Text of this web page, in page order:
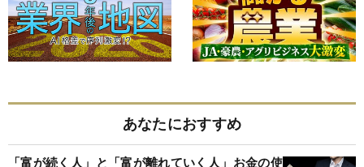
あなたにおすすめ
「富が続く人」と「富が離れていく人」お金の使